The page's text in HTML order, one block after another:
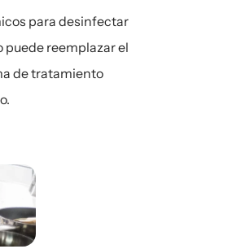
para desinfectar
puede reemplazar el
de tratamiento